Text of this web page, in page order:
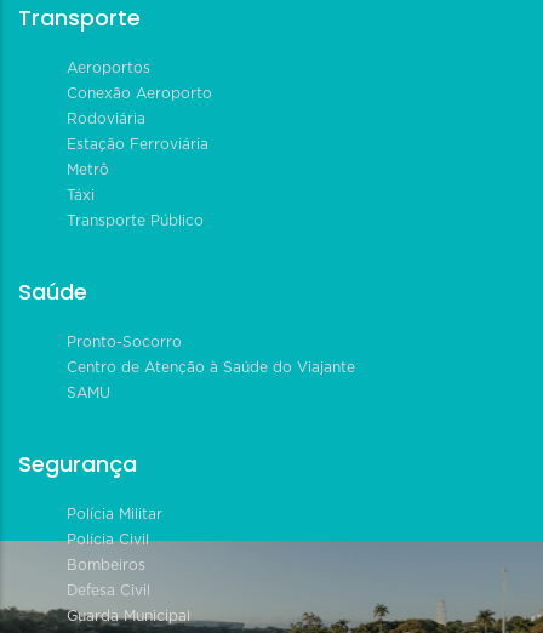
Transporte
Aeroportos
Conexão Aeroporto
Rodoviária
Estação Ferroviária
Metrô
Táxi
Transporte Público
Saúde
Pronto-Socorro
Centro de Atenção à Saúde do Viajante
SAMU
Segurança
Polícia Militar
Polícia Civil
Bombeiros
Defesa Civil
Guarda Municipal